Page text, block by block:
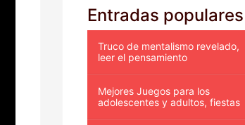
Entradas populares
Truco de mentalismo revelado,
leer el pensamiento
Mejores Juegos para los
adolescentes y adultos, fiestas